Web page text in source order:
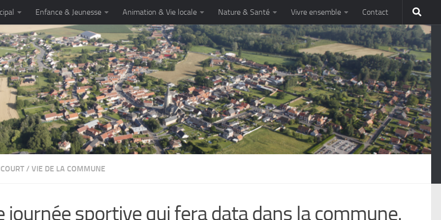
Enfance & Jeunesse Animation & Vie locale Nature & Santé Vivre ensemble Contact
/ VIE DE LA COMMUNE
journée sportive qui fera data dans la commune.